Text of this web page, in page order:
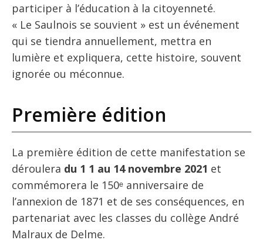
participer à l’éducation à la citoyenneté.
« Le Saulnois se souvient » est un événement
qui se tiendra annuellement, mettra en
lumière et expliquera, cette histoire, souvent
ignorée ou méconnue.
Première édition
La première édition de cette manifestation se
déroulera du 1 1 au 14 novembre 2021 et
commémorera le 150ᵉ anniversaire de
l’annexion de 1871 et de ses conséquences, en
partenariat avec les classes du collège André
Malraux de Delme.